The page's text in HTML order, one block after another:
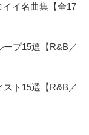
イイ名曲集【全17
プ15選【R&B／
ト15選【R&B／